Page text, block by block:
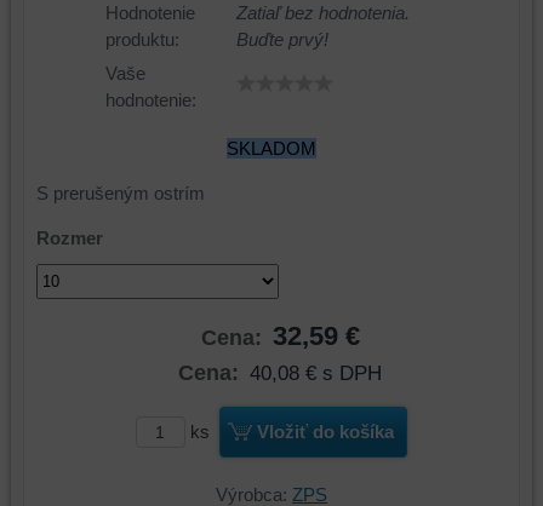
Hodnotenie
produktu:
Zatiaľ bez hodnotenia.
Buďte prvý!
Vaše
hodnotenie:
SKLADOM
S prerušeným ostrím
Rozmer
Cena: 32,59 €
Cena: 40,08 € s DPH
ks Vložiť do košíka
Výrobca: ZPS